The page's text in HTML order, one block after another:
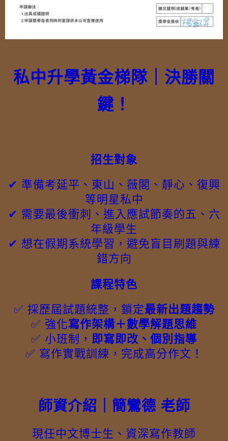
私中升學黃金梯隊｜決勝關
鍵！
招生對象
✔ 準備考延平、東山、薇閣、靜心、復興
等明星私中
✔ 需要最後衝刺、進入應試節奏的五、六
年級學生
✔ 想在假期系統學習，避免盲目刷題與練
錯方向
課程特色
✅ 採歷屆試題統整，鎖定最新出題趨勢
✅ 強化寫作架構＋數學解題思維
✅ 小班制， 即寫即改、個別指導
✅ 寫作實戰訓練，完成高分作文！
師資介紹｜簡鸞德 老師
現任中文博士生、資深寫作教師